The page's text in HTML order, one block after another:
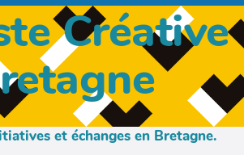
Créative
et échanges en Bretagne.